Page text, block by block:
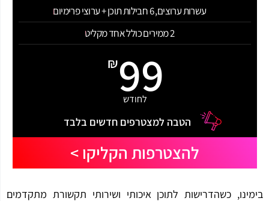
עשרות ערוצים, 6 חבילות תוכן + ערוצי פרימיום
₪99
לחודש
הטבה למצטרפים חדשים בלבד
להצטרפות הקליקו >
כשהדרישות לתוכן איכותי ושירותי תקשורת מתקדמים